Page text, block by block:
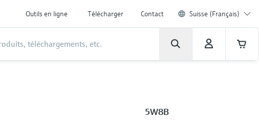
Outils en ligne Télécharger Contact Suisse (Français)
5W8B